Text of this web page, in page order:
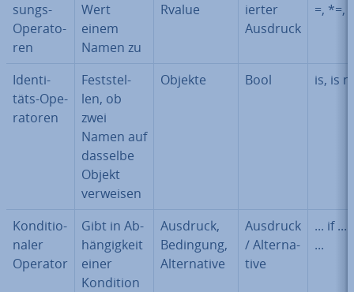
sungs-
Ope­ra­to­
ren
Wert
einem
Namen zu
Rvalue
ier­ter
Ausdruck
=, *=,
Iden­ti­
täts-Ope­
ra­to­ren
Fest­stel­
len, ob
zwei
Namen auf
dasselbe
Objekt
verweisen
Objekte Bool is, is
Kon­di­tio­
na­ler
Operator
Gibt in Ab­
hän­gig­keit
einer
Kondition
Ausdruck,
Bedingung,
Al­ter­na­ti­ve
Ausdruck
/ Al­ter­na­
ti­ve
... if ...
...